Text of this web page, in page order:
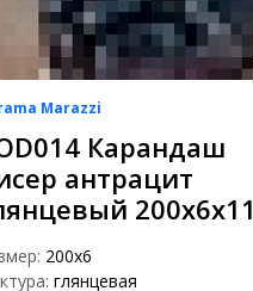
Marazzi
Карандаш
антрацит
200х6х11
200х6
глянцевая